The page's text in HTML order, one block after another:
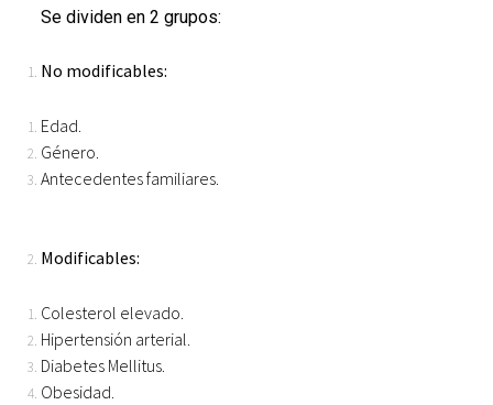
Se dividen en 2 grupos:
No modificables:
Edad.
Género.
Antecedentes familiares.
Modificables:
Colesterol elevado.
Hipertensión arterial.
Diabetes Mellitus.
Obesidad.